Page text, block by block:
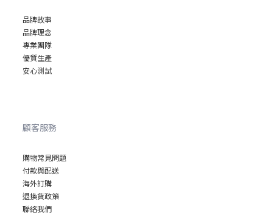
品牌故事
品牌理念
專業團隊
優質生產
安心測試
顧客服務
購物常見問題
付款與配送
海外訂購
退換貨政策
聯絡我們